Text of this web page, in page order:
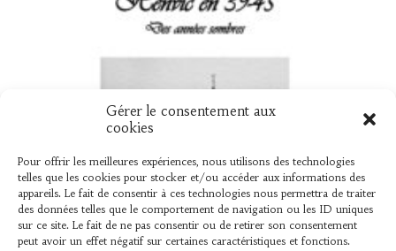
Gérer le consentement aux
cookies
Pour offrir les meilleures expériences, nous utilisons des technologies
telles que les cookies pour stocker et/ou accéder aux informations des
appareils. Le fait de consentir à ces technologies nous permettra de traiter
des données telles que le comportement de navigation ou les ID uniques
sur ce site. Le fait de ne pas consentir ou de retirer son consentement
peut avoir un effet négatif sur certaines caractéristiques et fonctions.
UN NOUVEAU LIVRE « HENVIC EN 39
Vient de sortir L’association « L’AMER » vient de
publier un ouvrage élaboré par Bernard Le Mer,
sur ce que les henvicois...